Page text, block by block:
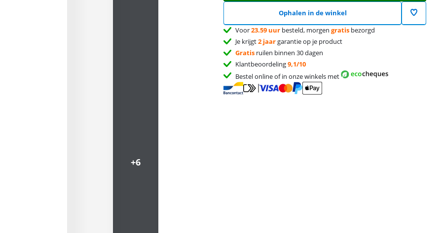
Ophalen in de winkel
Voor23.59 uur besteld, morgengratis bezorgd
Je krijgt2 jaargarantie op je product
Gratis ruilen binnen 30 dagen
Klantbeoordeling9,1/10
Bestel online of in onze winkels met